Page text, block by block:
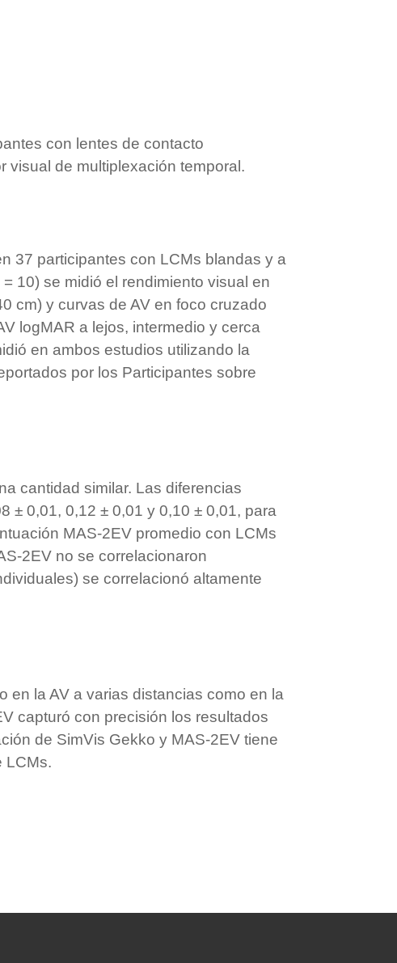
con lentes de contacto
visual de multiplexación temporal.
37 participantes con LCMs blandas y a
10) se midió el rendimiento visual en
cm) y curvas de AV en foco cruzado
logMAR a lejos, intermedio y cerca
en ambos estudios utilizando la
por los Participantes sobre
cantidad similar. Las diferencias
± 0,01, 0,12 ± 0,01 y 0,10 ± 0,01, para
MAS-2EV promedio con LCMs
2EV no se correlacionaron
se correlacionó altamente
en la AV a varias distancias como en la
capturó con precisión los resultados
de SimVis Gekko y MAS-2EV tiene
LCMs.